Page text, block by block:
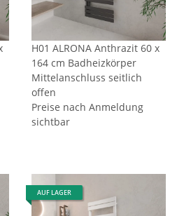
H01 ALRONA Anthrazit 60 x
164 cm Badheizkörper
Mittelanschluss seitlich
offen
Preise nach Anmeldung
sichtbar
AUF LAGER